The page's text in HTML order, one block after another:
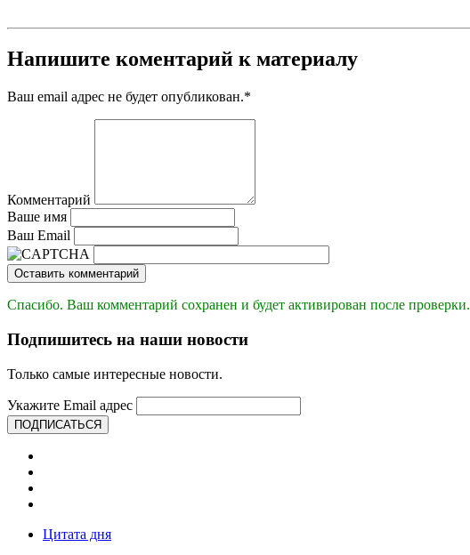
Напишите коментарий к материалу
Ваш email адрес не будет опубликован.*
Комментарий
Ваше имя
Ваш Email
Оставить комментарий
Спасибо. Ваш комментарий сохранен и будет активирован после проверки.
Подпишитесь на наши новости
Только самые интересные новости.
Укажите Email адрес
ПОДПИСАТЬСЯ
Цитата дня